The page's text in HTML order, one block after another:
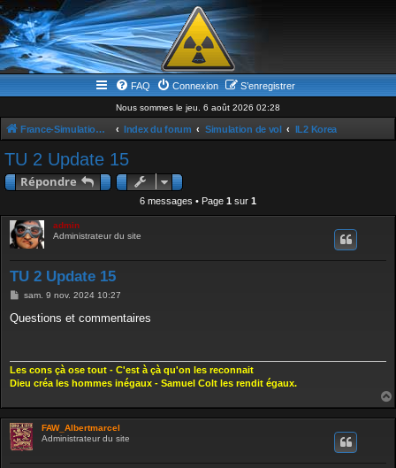
FAQ Connexion S’enregistrer
Nous sommes le jeu. 6 août 2026 02:28
France-Simulation / Simulation-france-magazine.com Index du forum Simulation de vol IL2 Korea
TU 2 Update 15
Répondre
6 messages • Page 1 sur 1
admin
Administrateur du site
TU 2 Update 15
M
s
sam. 9 nov. 2024 10:27
Questions et commentaires
Les cons çà ose tout - C'est à çà qu'on les reconnait
Dieu créa les hommes inégaux - Samuel Colt les rendit égaux.
FAW_Albertmarcel
Administrateur du site